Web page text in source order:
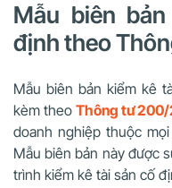
Mẫu biên
định theo
Mẫu biên bản kiểm kê
kèm theoThông tư
doanh nghiệp thuộc
Mẫu biên bản này được
trình kiểm kê tài sản cố